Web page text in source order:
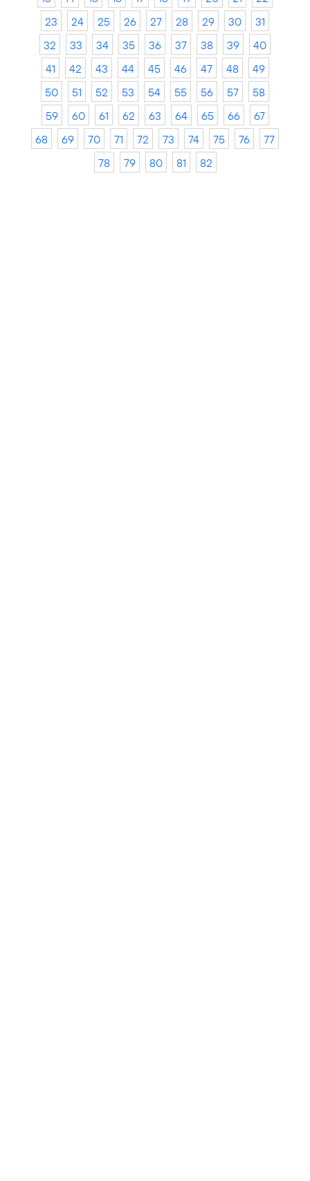
23
24 25 26 27 28 29 30
31
32
33 34 35 36 37 38 39
40
41
42 43 44 45 46 47 48
49
50
51 52 53 54 55 56 57
58
59
60 61 62 63 64 65 66
67
68
69 70 71 72 73 74 75 76
77
78
79 80 81 82